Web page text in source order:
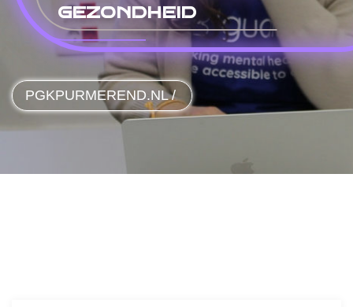
gezondheid
PGKPURMEREND.NL /